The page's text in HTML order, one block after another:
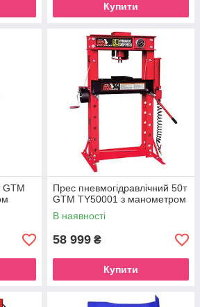
Купити
GTM
Прес пневмогідравлічний 50т
GTM TY50001 з манометром
В наявності
58 999 ₴
Купити